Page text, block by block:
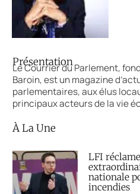
Présentation
Le Courrier du Parlement,
Baroin, est un magazine
parlementaires, aux élus
principaux acteurs de la vie
À La Une
LFI
nationale
incendies